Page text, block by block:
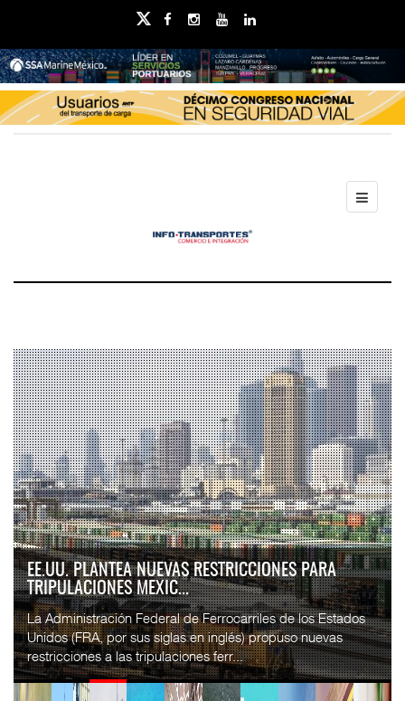
EE.UU. PLANTEA NUEVAS RESTRICCIONES PARA
TRIPULACIONES MEXIC...
La Administración Federal de Ferrocarriles de los Estados
Unidos (FRA, por sus siglas en inglés) propuso nuevas
restricciones a las tripulaciones ferr...